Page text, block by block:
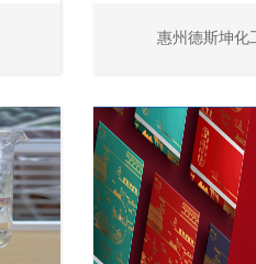
惠州德斯坤化